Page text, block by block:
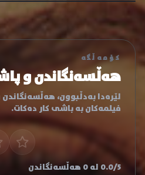
کۆمەڵگە
هەڵسەنگاندن و
لێرەدا بەدڵبوون،
فیلمەکان بە باشی کار دەکات.
0.0/5 لە 0 هەڵسەنگاندن